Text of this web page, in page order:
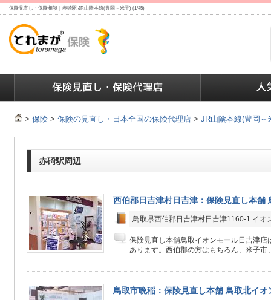
保険見直し・保険相談｜赤碕駅 JR山陰本線(豊岡～米子) (1/45)
> 保険 > 保険の見直し・日本全国の保険代理店 > JR山陰本線(豊岡～
赤碕駅周辺
西伯郡日吉津村日吉津：保険見直し本舗
鳥取県西伯郡日吉津村日吉津1160-1 イオ
保険見直し本舗鳥取イオンモール日吉津店
あります。西伯郡の方はもちろん、米子市
鳥取市晩稲：保険見直し本舗 鳥取北イオ